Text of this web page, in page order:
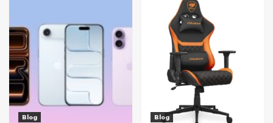
Blog Blog